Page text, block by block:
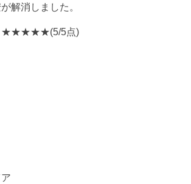
解消しました。
★★★★★(5/5点)